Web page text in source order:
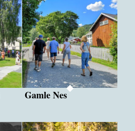
Gamle Nes